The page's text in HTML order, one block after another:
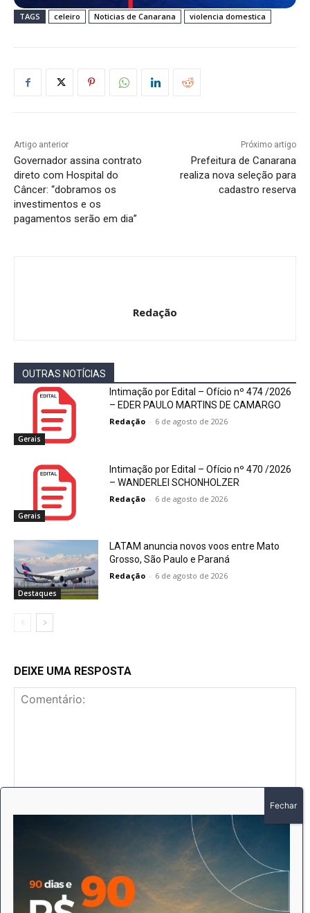
TAGS celeiro Noticias de Canarana violencia domestica
Artigo anterior
Governador assina contrato
direto com Hospital do
Câncer: “dobramos os
investimentos e os
pagamentos serão em dia”
Próximo artigo
Prefeitura de Canarana
realiza nova seleção para
cadastro reserva
Redação
OUTRAS NOTÍCIAS
Gerais
Intimação por Edital – Ofício nº 474 /2026
– EDER PAULO MARTINS DE CAMARGO
Redação - 6 de agosto de 2026
Gerais
Intimação por Edital – Ofício nº 470 /2026
– WANDERLEI SCHONHOLZER
Redação - 6 de agosto de 2026
Destaques
LATAM anuncia novos voos entre Mato
Grosso, São Paulo e Paraná
Redação - 6 de agosto de 2026
DEIXE UMA RESPOSTA